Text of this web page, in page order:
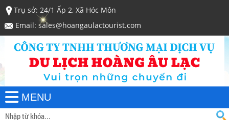
Trụ sở: 24/1 Ấp 2, Xã Hóc Môn
Email: sales@hoangaulactourist.com
MENU